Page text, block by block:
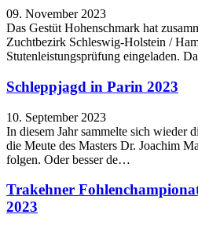
09. November 2023
Das Gestüt Hohenschmark hat
Zuchtbezirk Schleswig-Holstein /
Stutenleistungsprüfung eingeladen.
Schleppjagd in Parin 2023
10. September 2023
In diesem Jahr sammelte sich wieder
die Meute des Masters Dr. Joachim
folgen. Oder besser de…
Trakehner
2023